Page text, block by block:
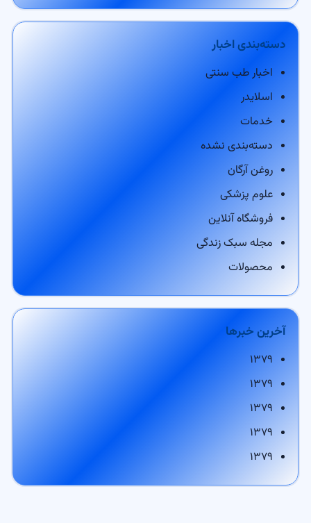
دسته‌بندی اخبار
اخبار طب سنتی
اسلایدر
خدمات
دسته‌بندی نشده
روغن آرگان
علوم پزشکی
فروشگاه آنلاین
مجله سبک زندگی
محصولات
آخرین خبرها
۱۳۷۹
۱۳۷۹
۱۳۷۹
۱۳۷۹
۱۳۷۹